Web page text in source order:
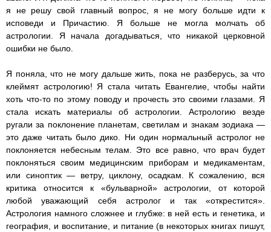
я не решу свой главный вопрос, я не могу больше идти к
исповеди и Причастию. Я больше не могла молчать об
астрологии. Я начала догадываться, что никакой церковной
ошибки не было.
Я поняла, что не могу дальше жить, пока не разберусь, за что
клеймят астрологию! Я стала читать Евангелие, чтобы найти
хоть что-то по этому поводу и прочесть это своими глазами. Я
стала искать материалы об астрологии. Астрологию везде
ругали за поклонение планетам, светилам и знакам зодиака —
это даже читать было дико. Ни один нормальный астролог не
поклоняется небесным телам. Это все равно, что врач будет
поклоняться своим медицинским приборам и медикаментам,
или синоптик — ветру, циклону, осадкам. К сожалению, вся
критика относится к «бульварной» астрологии, от которой
любой уважающий себя астролог и так «открестится».
Астрология намного сложнее и глубже: в ней есть и генетика, и
география, и воспитание, и питание (в некоторых книгах пишут,